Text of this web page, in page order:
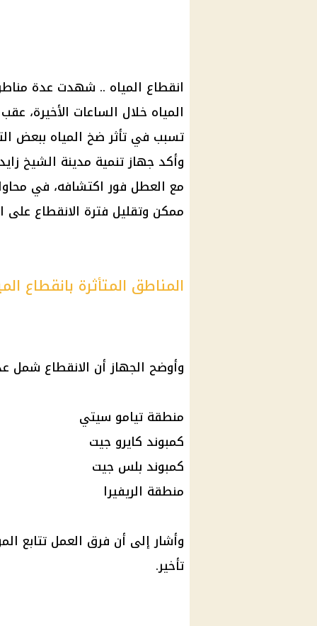
انقطاع المياه .. شهدت عدة
المياه خلال الساعات الأخيرة،
تسبب في تأثر ضخ المياه ببعض
وأكد جهاز تنمية مدينة الشيخ
مع العطل فور اكتشافه، في
ممكن وتقليل فترة الانقطاع على
المناطق المتأثرة بانقطاع
وأوضح الجهاز أن الانقطاع شمل
منطقة تيامو سيتي
كمبوند كايرو جيت
كمبوند بلس جيت
منطقة الريفيرا
وأشار إلى أن فرق العمل تتابع
تأخير.